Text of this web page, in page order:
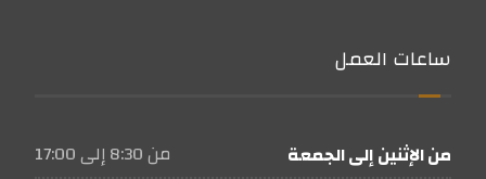
ساعات العمل
من الإثنين إلى الجمعة
من 8:30 إلى 17:00